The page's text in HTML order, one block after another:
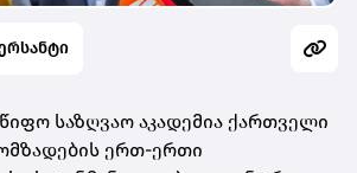
საზღვაო აკადემია ქართველი
ერთ-ერთი